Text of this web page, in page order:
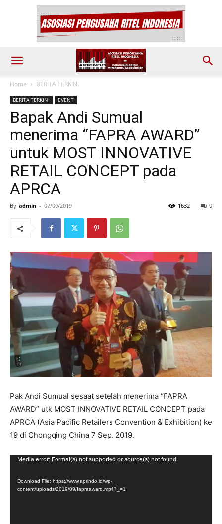
Home BERITA TERKINI
BERITA TERKINI EVENT
Bapak Andi Sumual
menerima “FAPRA AWARD”
untuk MOST INNOVATIVE
RETAIL CONCEPT pada
APRCA
By admin - 07/09/2019 0
1632
Pak Andi Sumual sesaat setelah menerima “FAPRA
AWARD” utk MOST INNOVATIVE RETAIL CONCEPT pada
APRCA (Asia Pacific Retailers Convention & Exhibition) ke
19 di Chongqing China 7 Sep. 2019.
Video
Media error: Format(s) not supported or source(s) not found
Download File: https://www.aprindo.id/wp-
content/uploads/2019/09/fapraaward.mp4?_=1